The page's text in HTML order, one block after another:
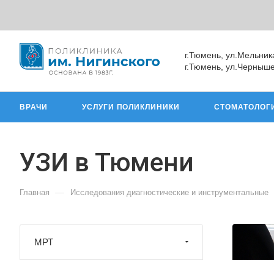
г.Тюмень,
г.Тюмень,
ВРАЧИ УСЛУГИ ПОЛИКЛИНИКИ
УЗИ в Тюмени
Главная — Исследования диагностические и инструментальные
МРТ